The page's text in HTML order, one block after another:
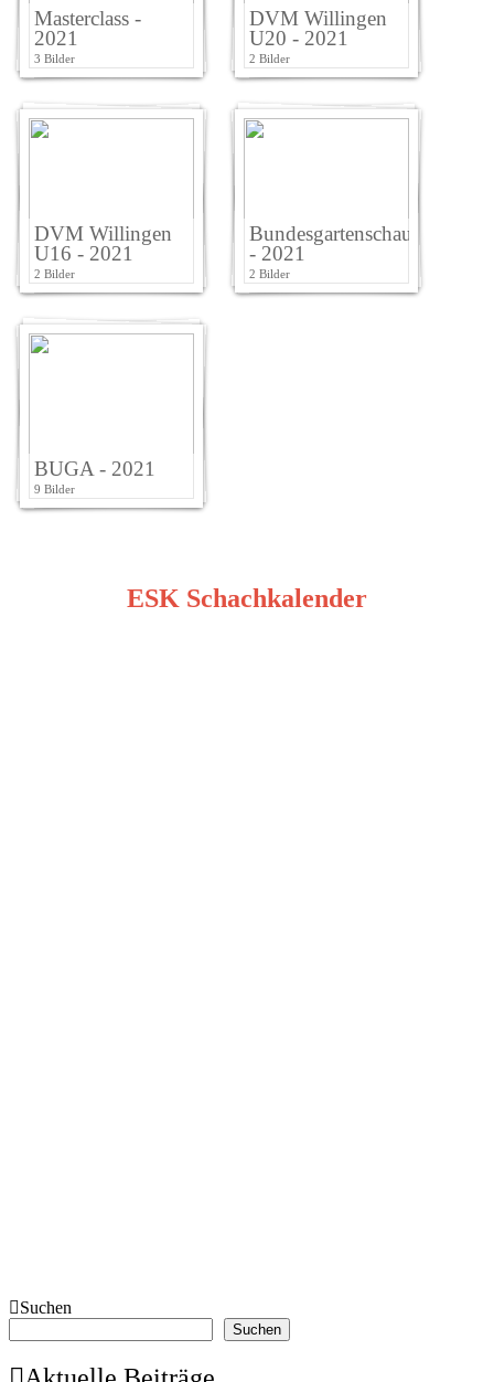
Masterclass -
2021
3 Bilder
DVM Willingen
U20 - 2021
2 Bilder
DVM Willingen
U16 - 2021
2 Bilder
Bundesgartenschau
- 2021
2 Bilder
BUGA - 2021
9 Bilder
ESK Schachkalender
Suchen
Suchen